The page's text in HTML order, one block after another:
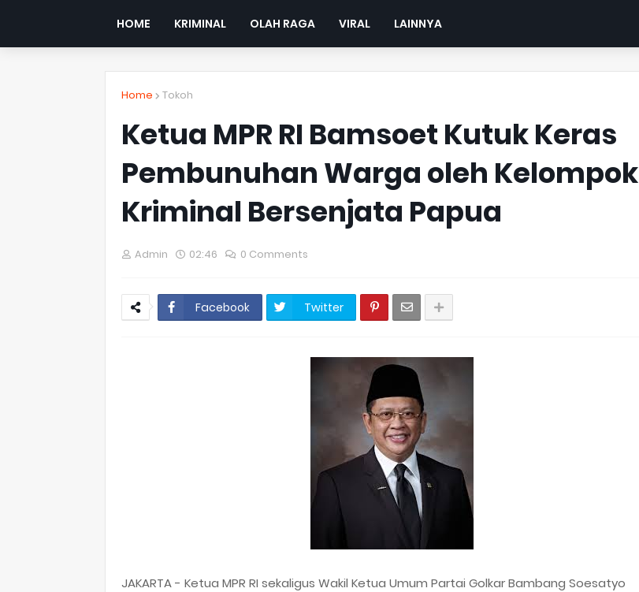
HOME KRIMINAL OLAH RAGA VIRAL LAINNYA
Home Tokoh
Ketua MPR RI Bamsoet Kutuk Keras
Pembunuhan Warga oleh Kelompok
Kriminal Bersenjata Papua
Admin 02:46 0 Comments
Facebook Twitter
JAKARTA - Ketua MPR RI sekaligus Wakil Ketua Umum Partai Golkar Bambang Soesatyo